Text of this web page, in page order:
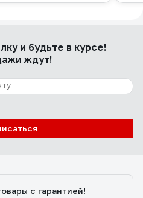
и будьте в курсе!
ждут!
с гарантией!